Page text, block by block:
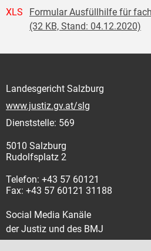
XLS
Formular Ausfüllhilfe für
(32 KB, Stand: 04.12.2020)
Landesgericht Salzburg
www.justiz.gv.at/slg
Dienststelle: 569
5010 Salzburg
Rudolfsplatz 2
Telefon: +43 57 60121
Fax: +43 57 60121 31188
Social Media Kanäle
der Justiz und des BMJ